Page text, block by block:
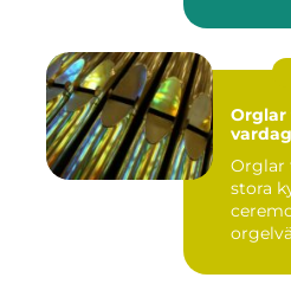
Orglar från kyrkorum till
Orglar
stora